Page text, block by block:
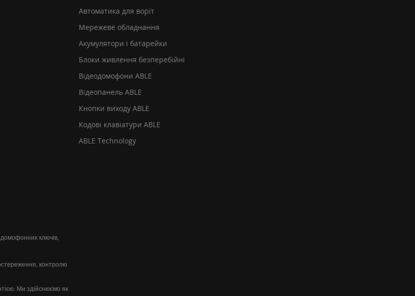
Автоматика для воріт
Мережеве обладнання
Акумулятори і батарейки
Блоки живлення безперебійні
Відеодомофони ABLE
Відеопанель ABLE
Кнопки виходу ABLE
Кодові клавіатури ABLE
ABLE Technology
домофонних ключів,
контролю
Ми здійснюємо як